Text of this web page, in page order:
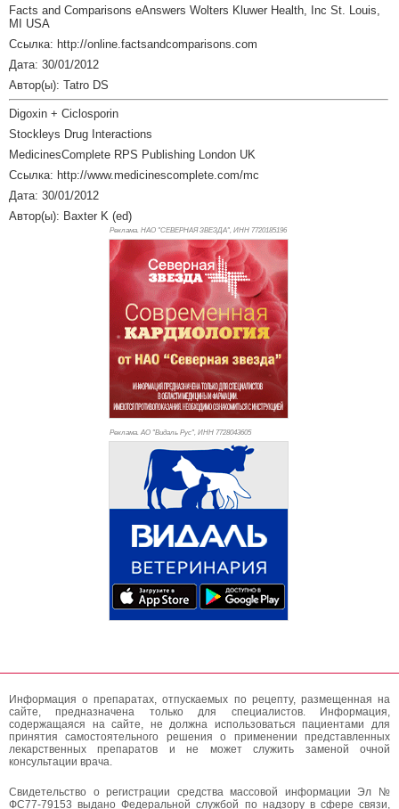
Facts and Comparisons eAnswers Wolters Kluwer Health, Inc St. Louis,
MI USA
Ссылка: http://online.factsandcomparisons.com
Дата: 30/01/2012
Автор(ы): Tatro DS
Digoxin + Ciclosporin
Stockleys Drug Interactions
MedicinesComplete RPS Publishing London UK
Ссылка: http://www.medicinescomplete.com/mc
Дата: 30/01/2012
Автор(ы): Baxter K (ed)
Реклама. НАО "СЕВЕРНАЯ ЗВЕЗДА", ИНН 7720185196
Реклама. АО "Видаль Рус", ИНН 7728043605
Информация о препаратах, отпускаемых по рецепту, размещенная на
сайте, предназначена только для специалистов. Информация,
содержащаяся на сайте, не должна использоваться пациентами для
принятия самостоятельного решения о применении представленных
лекарственных препаратов и не может служить заменой очной
консультации врача.
Свидетельство о регистрации средства массовой информации Эл №
ФС77-79153 выдано Федеральной службой по надзору в сфере связи,